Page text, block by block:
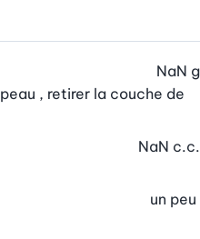
, retirer la couche de
NaN g
NaN c.c.
un peu